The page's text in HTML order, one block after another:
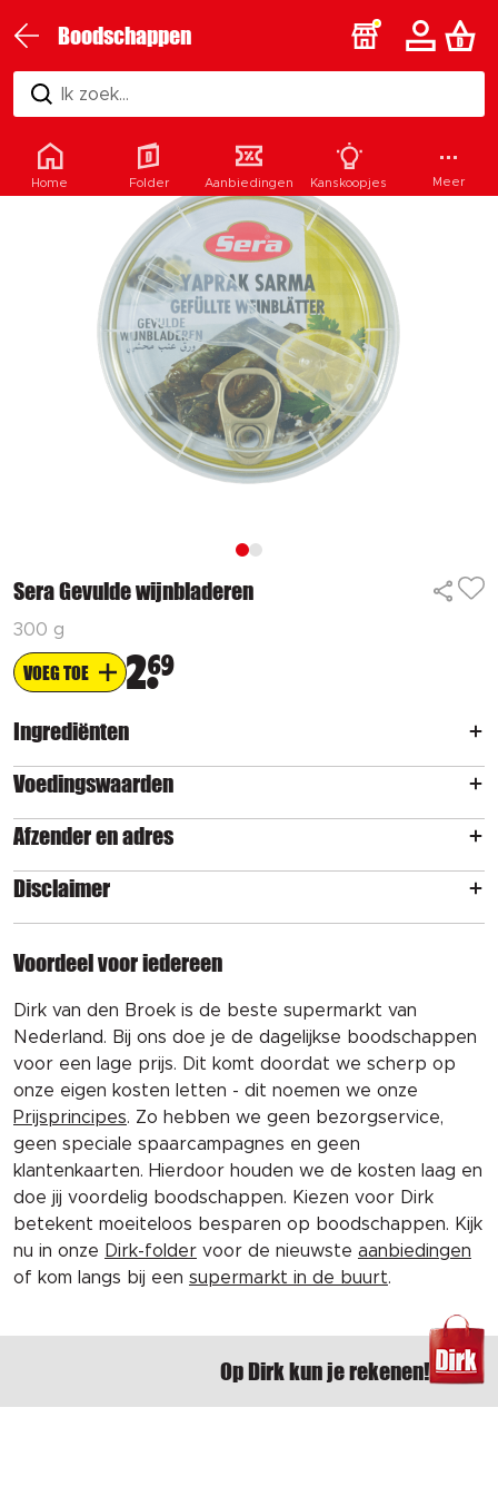
Boodschappen
Ik zoek...
Sera Gevulde wijnbladeren
300 g
VOEG TOE 269
Ingrediënten
Voedingswaarden
Afzender en adres
Disclaimer
Voordeel voor iedereen
Dirk van den Broek is de beste supermarkt van
Nederland. Bij ons doe je de dagelijkse boodschappen
voor een lage prijs. Dit komt doordat we scherp op
onze eigen kosten letten - dit noemen we onze
Prijsprincipes. Zo hebben we geen bezorgservice,
geen speciale spaarcampagnes en geen
klantenkaarten. Hierdoor houden we de kosten laag en
doe jij voordelig boodschappen. Kiezen voor Dirk
betekent moeiteloos besparen op boodschappen. Kijk
nu in onze Dirk-folder voor de nieuwste aanbiedingen
of kom langs bij een supermarkt in de buurt.
Op Dirk kun je rekenen!
Home Folder Aanbiedingen Kanskoopjes Meer